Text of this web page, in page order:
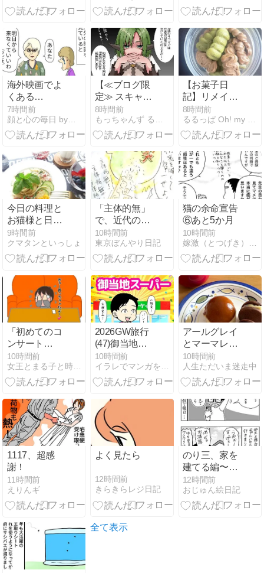
かがついて来
ラインストー
海外映画でよ
くある
「You're
fired」日本で
は？
7時間前
顔と心の毎日 by表こころ
【≪ブログ限
定≫ スキャン
ダル /『漫画
(梨莎の日常/
オリキャラ/第
(2026/08/08
[28記事目])
8時間前
【お菓子日
記】リメイク
ティラミス…
失敗つづきに
つき
8時間前
今日の料理と
お猫様と日本
のお土産
9時間前
クマタンといっしょ
「主体的無」
で、近代の超
克
10時間前
東京ぼんやり日記
猫の余命宣告
⑥あと5か月
10時間前
「初めてのコ
ンサート
DVD」
10時間前
女王とまる子と時々ファミリー
2026GW旅行
(47)御当地ス
ーパー
10時間前
アールグレイ
とマーマレー
ドとクリーム
チーズのムー
ス
10時間前
人生ただいま迷走中
1117、超感
謝！
11時間前
えりんギ
よく見たら
12時間前
きらきらレジ日記
のり三、家を
建てる編〜き
っかけの出来
事〜
12時間前
おじゅん絵日記
全て表示